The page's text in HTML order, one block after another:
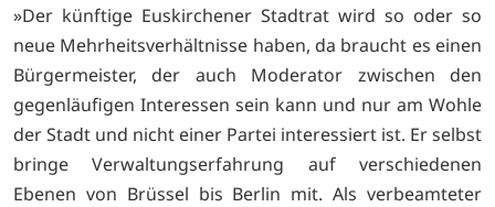
»Der künftige Euskirchener Stadtrat wird so oder so
neue Mehrheitsverhältnisse haben, da braucht es einen
Bürgermeister, der auch Moderator zwischen den
gegenläufigen Interessen sein kann und nur am Wohle
der Stadt und nicht einer Partei interessiert ist. Er selbst
bringe Verwaltungserfahrung auf verschiedenen
Ebenen von Brüssel bis Berlin mit. Als verbeamteter